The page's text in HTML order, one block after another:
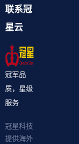
联系冠
星云
冠军品
质，星级
服务
冠星科技
提供海外